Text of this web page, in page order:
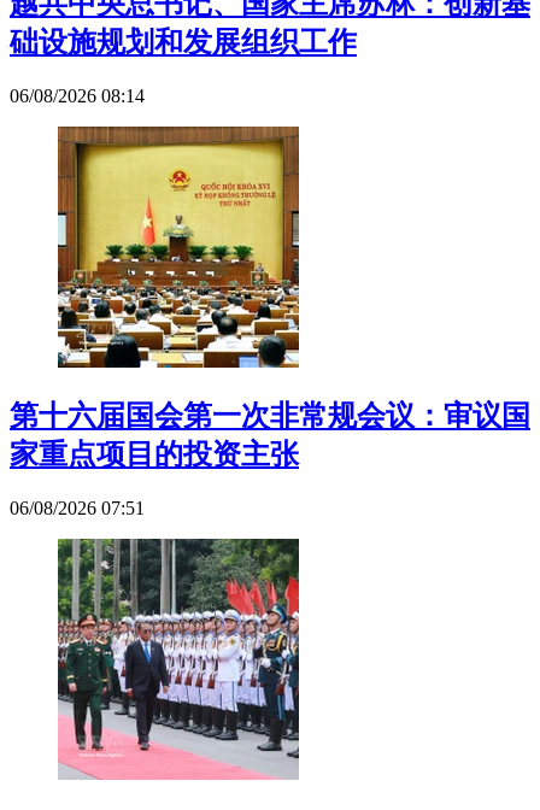
础设施规划和发展组织工作
06/08/2026 08:14
第十六届国会第一次非常规会议：审议国
家重点项目的投资主张
06/08/2026 07:51